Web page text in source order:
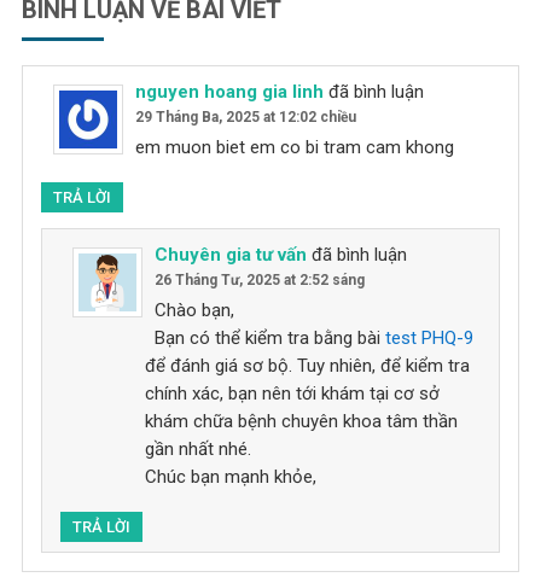
BÌNH LUẬN VỀ BÀI VIẾT
nguyen hoang gia linh đã bình luận
29 Tháng Ba, 2025 at 12:02 chiều
em muon biet em co bi tram cam khong
TRẢ LỜI
Chuyên gia tư vấn đã bình luận
26 Tháng Tư, 2025 at 2:52 sáng
Chào bạn,
Bạn có thể kiểm tra bằng bài test PHQ-9
để đánh giá sơ bộ. Tuy nhiên, để kiểm tra
chính xác, bạn nên tới khám tại cơ sở
khám chữa bệnh chuyên khoa tâm thần
gần nhất nhé.
Chúc bạn mạnh khỏe,
TRẢ LỜI